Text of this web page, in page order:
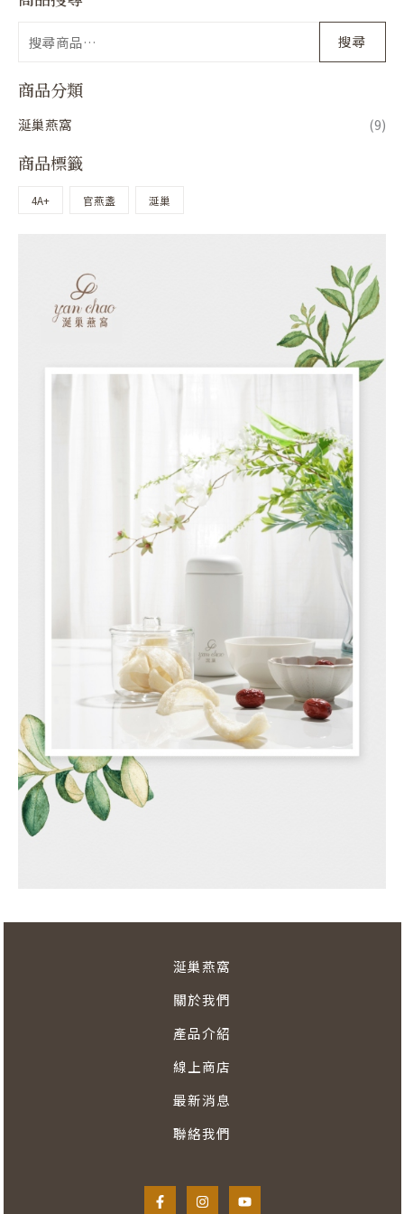
搜尋
商品分類
涎巢燕窩 (9)
商品標籤
4A+ 官燕盞 涎巢
涎巢燕窩
關於我們​
產品介紹​
線上商店
最新消息
聯絡我們​